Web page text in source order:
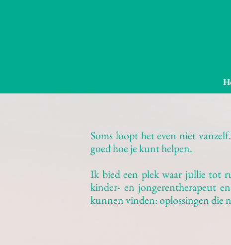
Soms loopt het even niet
goed hoe je kunt helpen.
Ik bied een plek waar jullie tot
kinder- en jongerentherapeut
kunnen vinden: oplossingen die